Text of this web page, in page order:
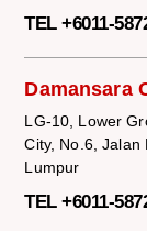
TEL +6011-
Damansara
LG-10, Lower
City, No.6, Jalan
Lumpur
TEL +6011-